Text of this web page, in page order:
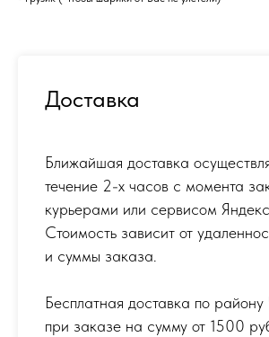
Доставка
Ближайшая доставка
течение 2-х часов с момента
курьерами или сервисом
Стоимость зависит от
и суммы заказа.
Бесплатная доставка по
при заказе на сумму от 1500